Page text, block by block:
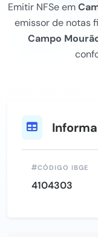
Emitir NFSe em
emissor de notas
Campo
CÓDIGO IBGE
4104303